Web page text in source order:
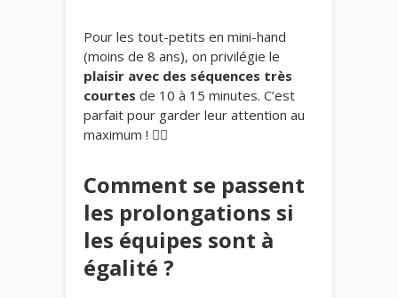
Pour les tout-petits en mini-hand
(moins de 8 ans), on privilégie le
plaisir avec des séquences très
courtes de 10 à 15 minutes. C’est
parfait pour garder leur attention au
maximum ! 🤾‍♂️
Comment se passent
les prolongations si
les équipes sont à
égalité ?